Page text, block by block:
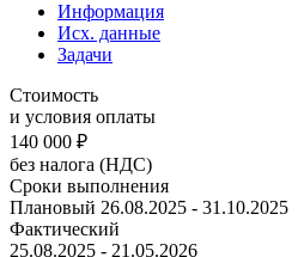
Информация
Исх. данные
Задачи
Стоимость
и условия оплаты
140 000 ₽
без налога (НДС)
Сроки выполнения
Плановый 26.08.2025 - 31.10.2025
Фактический
25.08.2025 - 21.05.2026